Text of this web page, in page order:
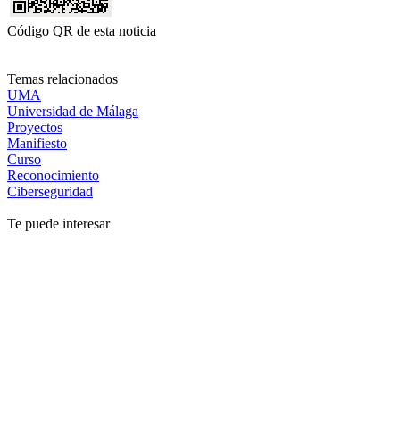
Código QR de esta noticia
Temas relacionados
UMA
Universidad de Málaga
Proyectos
Manifiesto
Curso
Reconocimiento
Ciberseguridad
Te puede interesar